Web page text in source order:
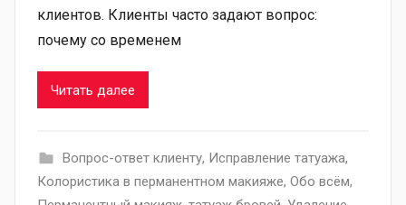
клиентов. Клиенты часто задают вопрос:
почему со временем
Читать далее
Вопрос-ответ клиенту, Исправление татуажа,
Колористика в перманентном макияже, Обо всём,